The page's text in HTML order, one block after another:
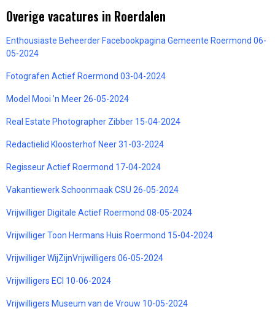
Overige vacatures in Roerdalen
Enthousiaste Beheerder Facebookpagina Gemeente Roermond 06-
05-2024
Fotografen Actief Roermond 03-04-2024
Model Mooi ’n Meer 26-05-2024
Real Estate Photographer Zibber 15-04-2024
Redactielid Kloosterhof Neer 31-03-2024
Regisseur Actief Roermond 17-04-2024
Vakantiewerk Schoonmaak CSU 26-05-2024
Vrijwilliger Digitale Actief Roermond 08-05-2024
Vrijwilliger Toon Hermans Huis Roermond 15-04-2024
Vrijwilliger WijZijnVrijwilligers 06-05-2024
Vrijwilligers ECI 10-06-2024
Vrijwilligers Museum van de Vrouw 10-05-2024